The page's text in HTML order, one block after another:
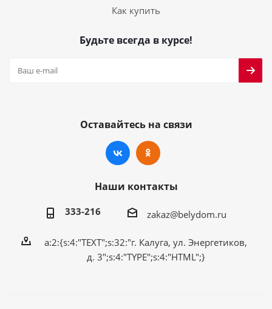
Как купить
Будьте всегда в курсе!
Оставайтесь на связи
Наши контакты
333-216 zakaz@belydom.ru
a:2:{s:4:"TEXT";s:32:"г. Калуга, ул. Энергетиков,
д. 3";s:4:"TYPE";s:4:"HTML";}